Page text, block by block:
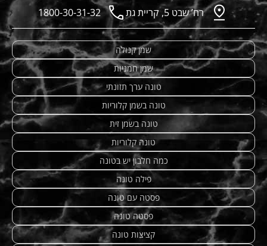
רח’ שבט 5, קריית גת 1800-30-31-32
שמן קנולה
שמן חמניות
טונה ערך תזונתי
טונה בשמן קלוריות
טונה בשמן זית
טונה קלוריות
כמה חלבון יש בטונה
פילה טונה
פסטה עם טונה
פסטה טונה
קציצות טונה